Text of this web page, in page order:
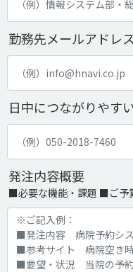
勤務先メールアドレス
日中につながりやす
発注内容概要
■必要な機能・課題 ■ご予